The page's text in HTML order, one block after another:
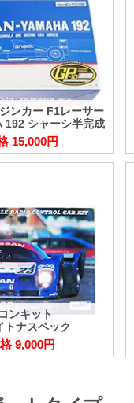
ンカー F1レーサー
192 シャーシ半完成
15,000円
ンキット
ナスペック
9,000円